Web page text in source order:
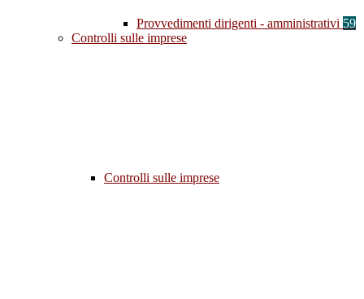
Provvedimenti dirigenti - amministrativi 59
Controlli sulle imprese
Controlli sulle imprese